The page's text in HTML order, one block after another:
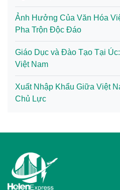
Ảnh Hưởng Của Văn Hóa
Pha Trộn Độc Đáo
Giáo Dục và Đào Tạo Tại
Việt Nam
Xuất Nhập Khẩu Giữa Việt
Chủ Lực